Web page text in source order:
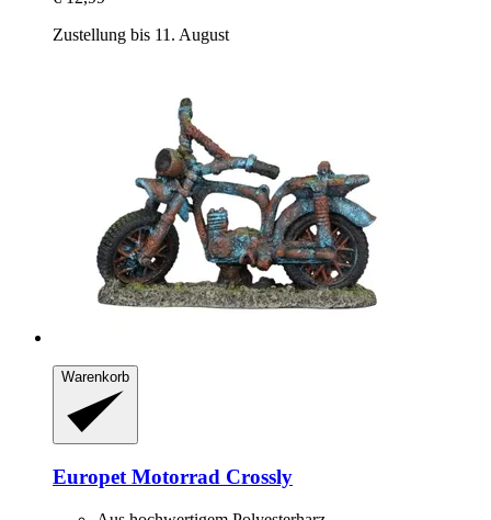
Zustellung bis 11. August
Warenkorb
EuropetMotorrad Crossly